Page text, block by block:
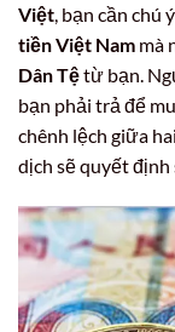
Việt, bạn cần chú
tiền Việt Nam mà
Dân Tệtừ bạn.
bạn phải trả để
chênh lệch giữa
dịch sẽ quyết định